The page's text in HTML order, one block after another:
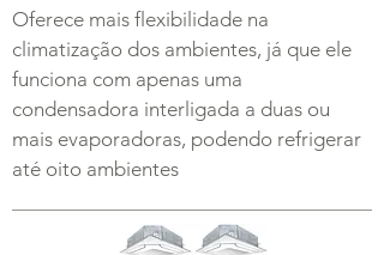
Oferece mais flexibilidade na
climatização dos ambientes, já que ele
funciona com apenas uma
condensadora interligada a duas ou
mais evaporadoras, podendo refrigerar
até oito ambientes